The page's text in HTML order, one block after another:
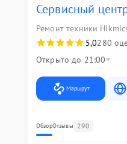
Сервисный
Ремонт техники
5,0280
Открыто до 21:00
Маршрут
ОбзорОтзывы 290